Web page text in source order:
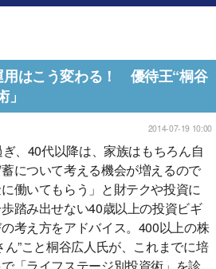
用はこう変わる！ 優待王“桐谷
2014-07-19 10:00
、40代以降は、家族はもちろん自
について考える機会が増えるので
働いてもらう」と財テクや投資に
踏み出せない40歳以上の投資ビギ
考え方をアドバイス。400以上の株
”こと桐谷広人氏が、これまでに培
「ライフステージ別投資術」を診